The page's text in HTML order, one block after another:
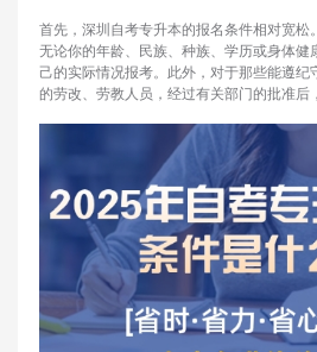
首先，深圳自考专升本的报名条件相对宽松
无论你的年龄、民族、种族、学历或身体健
己的实际情况报考。此外，对于那些能遵纪
的劳改、劳教人员，经过有关部门的批准后